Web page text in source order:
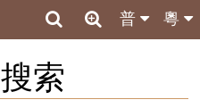
粵
普
索